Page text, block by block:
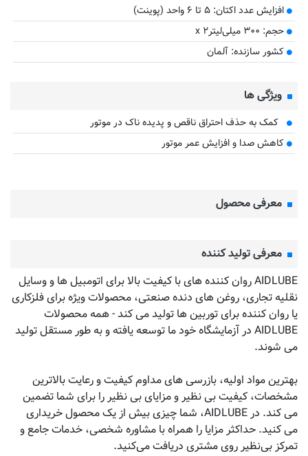
افزایش عدد اکتان: ۵ تا ۶ واحد (پوینت)
حجم: ۳۰۰ میلی‌لیترx ۲
کشور سازنده: آلمان
ویژگی ها
کمک به حذف احتراق ناقص و پدیده ناک در موتور
کاهش صدا و افزایش عمر موتور
معرفی محصول
معرفی تولید کننده
AIDLUBE روان کننده های با کیفیت بالا برای اتومبیل ها و وسایل
نقلیه تجاری، روغن های دنده صنعتی، محصولات ویژه برای فلزکاری
یا روان کننده برای توربین ها تولید می کند - همه محصولات
AIDLUBE در آزمایشگاه خود ما توسعه یافته و به طور مستقل تولید
می شوند.
بهترین مواد اولیه، بازرسی های مداوم کیفیت و رعایت بالاترین
مشخصات، کیفیت بی نظیر و مزایای بی نظیر را برای شما تضمین
می کند. در AIDLUBE، شما چیزی بیش از یک محصول خریداری
می کنید. حداکثر مزایا را همراه با مشاوره شخصی، خدمات جامع و
تمرکز بی‌نظیر روی مشتری دریافت می‌کنید.